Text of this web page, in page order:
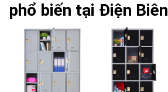
phổ biến tại Điện Biên